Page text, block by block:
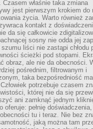
Czasem właśnie taka zmiana
jest pierwszym krokiem do
życia. Warto również
kontakt z
da się całkowicie
sosny nie odda jej
szumu liści nie zastąpi chłodu
ścieżki pod stopami.
obraz, ale nie da obecności.
pośrednim, filtrowanym i
taka bezpośredniość
potrzebuje czasem
której nie da się
ani zamknąć jednym
oferuje: pełnię
tu i teraz. Nie bez
jaką można tam